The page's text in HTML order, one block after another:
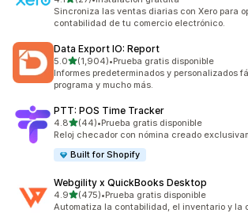
27 reseñas en total
Sincroniza las ventas diarias con Xero para
contabilidad de tu comercio electrónico.
Data Export IO: Report
5.0de 5 estrellas
(1,904)
1904 reseñas en total
•Prueba gratis disponible
Informes predeterminados y personalizados
programa y mucho más.
PTT: POS Time Tracker
4.8de 5 estrellas
(44)
44 reseñas en total
•Prueba gratis disponible
Reloj checador con nómina creado
Built for Shopify
Webgility x QuickBooks Desktop
4.9de 5 estrellas
(475)
475 reseñas en total
•Prueba gratis disponible
Automatiza la contabilidad, el inventario y la